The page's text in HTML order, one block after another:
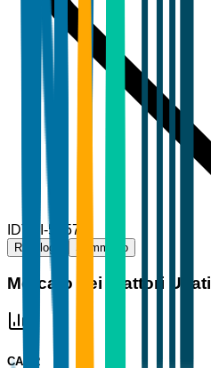
IDTBI-54571
Riepilogo Sommario
Mercato dei Trattori Usati
CAGR